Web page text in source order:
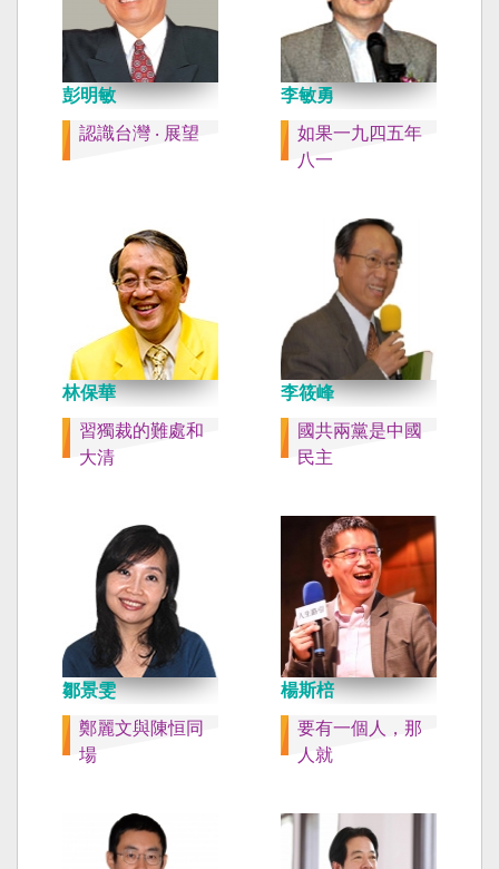
彭明敏
認識台灣 ‧ 展望
李敏勇
如果一九四五年
八一
林保華
習獨裁的難處和
大清
李筱峰
國共兩黨是中國
民主
鄒景雯
鄭麗文與陳恒同
場
楊斯棓
要有一個人，那
人就